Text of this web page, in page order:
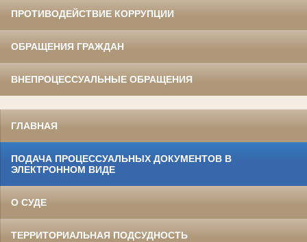
ПРОТИВОДЕЙСТВИЕ КОРРУПЦИИ
ОБРАЩЕНИЯ ГРАЖДАН
ВНЕПРОЦЕССУАЛЬНЫЕ ОБРАЩЕНИЯ
ГЛАВНАЯ
ПОДАЧА ПРОЦЕССУАЛЬНЫХ ДОКУМЕНТОВ В
ЭЛЕКТРОННОМ ВИДЕ
О СУДЕ
ТЕРРИТОРИАЛЬНАЯ ПОДСУДНОСТЬ